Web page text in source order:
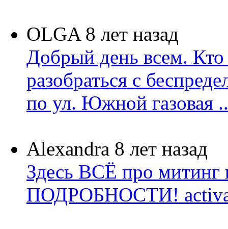
OLGA 8 лет назад
Добрый день всем.
разобраться с
по ул. Южной газовая
Alexandra 8 лет назад
Здесь ВСЁ про
ПОДРОБНОСТИ!